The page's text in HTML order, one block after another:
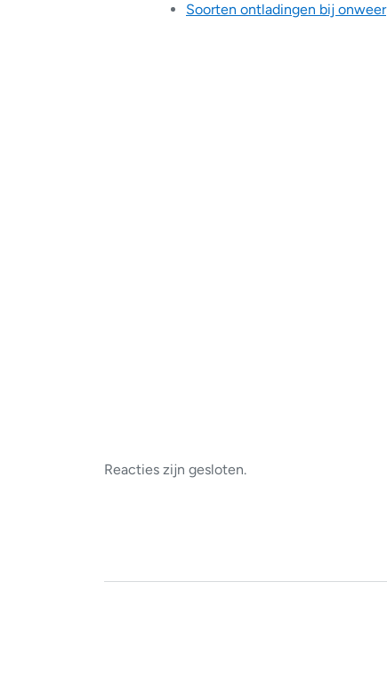
Soorten ontladingen bij onweer
Reacties zijn gesloten.